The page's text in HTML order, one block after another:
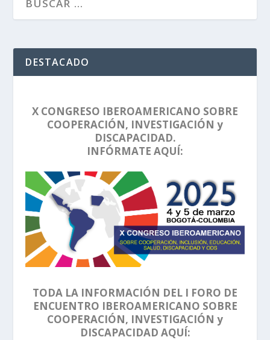
DESTACADO
X CONGRESO IBEROAMERICANO SOBRE
COOPERACIÓN, INVESTIGACIÓN y
DISCAPACIDAD.
INFÓRMATE AQUÍ:
TODA LA INFORMACIÓN DEL I FORO DE
ENCUENTRO IBEROAMERICANO SOBRE
COOPERACIÓN, INVESTIGACIÓN y
DISCAPACIDAD AQUÍ: